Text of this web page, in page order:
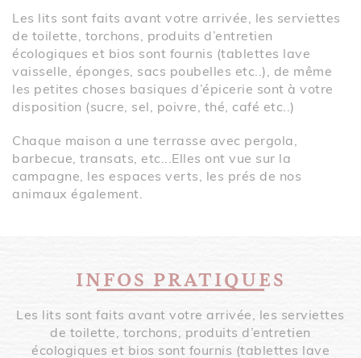
Les lits sont faits avant votre arrivée, les serviettes
de toilette, torchons, produits d’entretien
écologiques et bios sont fournis (tablettes lave
vaisselle, éponges, sacs poubelles etc..), de même
les petites choses basiques d’épicerie sont à votre
disposition (sucre, sel, poivre, thé, café etc..)
Chaque maison a une terrasse avec pergola,
barbecue, transats, etc...Elles ont vue sur la
campagne, les espaces verts, les prés de nos
animaux également.
INFOS PRATIQUES
Les lits sont faits avant votre arrivée, les serviettes
de toilette, torchons, produits d’entretien
écologiques et bios sont fournis (tablettes lave